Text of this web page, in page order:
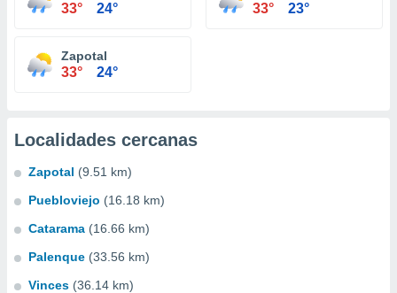
33° 24° 33° 23°
Zapotal
33° 24°
Localidades cercanas
Zapotal (9.51 km)
Puebloviejo (16.18 km)
Catarama (16.66 km)
Palenque (33.56 km)
Vinces (36.14 km)